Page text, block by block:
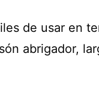
de usar en
abrigador,